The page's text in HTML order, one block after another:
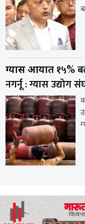
ग्यास आयात १५%
नगर्नू : ग्यास उद्योग